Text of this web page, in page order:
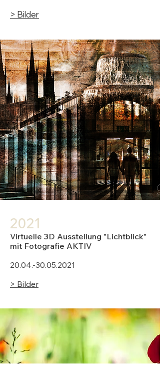
> Bilder
2021
Virtuelle 3D Ausstellung "Lichtblick"
mit Fotografie AKTIV
20.04.-30.05.2021
> Bilder